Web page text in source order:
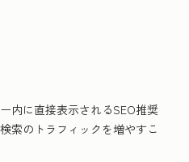
内に直接表示されるSEO推奨
索のトラフィックを増やすこ